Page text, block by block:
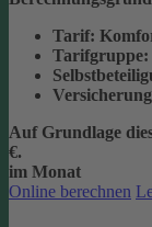
Tarif:
Tarifgruppe:
Auf Grundlage
€.
im Monat
Online berechnen